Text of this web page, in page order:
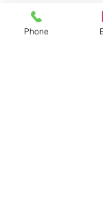
Phone